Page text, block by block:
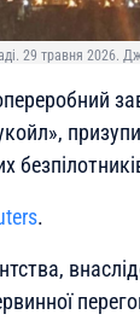
29 травня 2026.
.